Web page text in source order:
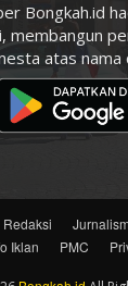
Bongkah.id
membangun
atas nama
Redaksi
Iklan
PMC